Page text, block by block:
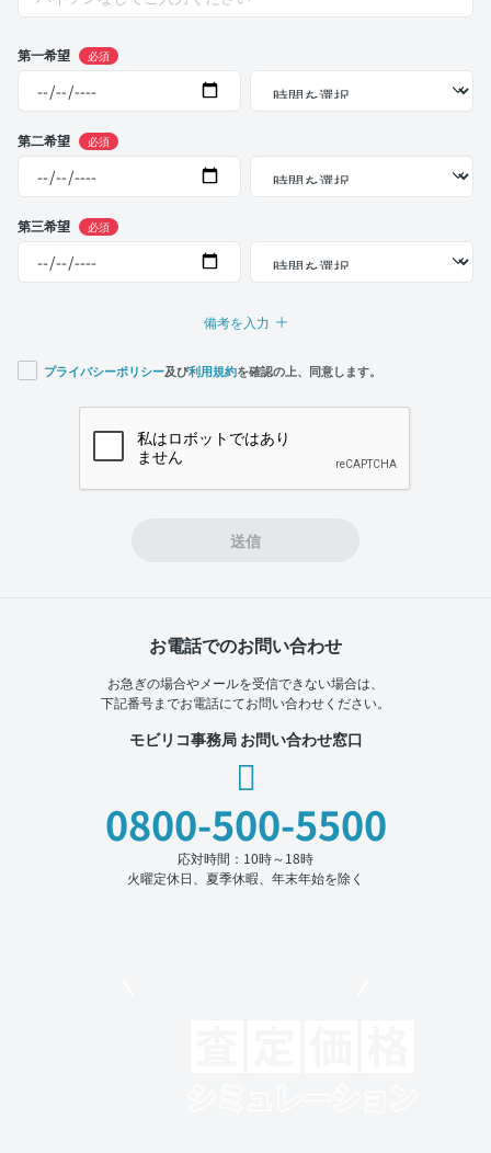
第一希望 必須
第二希望 必須
第三希望 必須
備考を入力
プライバシーポリシー及び利用規約を確認の上、同意します。
送信
お電話でのお問い合わせ
お急ぎの場合やメールを受信できない場合は、
下記番号までお電話にてお問い合わせください。
モビリコ事務局 お問い合わせ窓口
0800-500-5500
応対時間：10時～18時
火曜定休日、夏季休暇、年末年始を除く